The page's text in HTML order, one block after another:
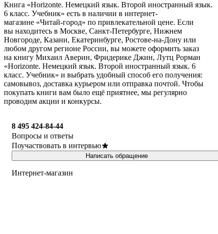
Книга «Horizonte. Немецкий язык. Второй иностранный язык.
6 класс. Учебник» есть в наличии в интернет-
магазине «Читай-город» по привлекательной цене. Если
вы находитесь в Москве, Санкт-Петербурге, Нижнем
Новгороде, Казани, Екатеринбурге, Ростове-на-Дону или
любом другом регионе России, вы можете оформить заказ
на книгу Михаил Аверин, Фридерике Джин, Лутц Рорман
«Horizonte. Немецкий язык. Второй иностранный язык. 6
класс. Учебник» и выбрать удобный способ его получения:
самовывоз, доставка курьером или отправка почтой. Чтобы
покупать книги вам было ещё приятнее, мы регулярно
проводим акции и конкурсы.
8 495 424-84-44
Вопросы и ответы
Поучаствовать в интервью
Написать обращение
Интернет-магазин